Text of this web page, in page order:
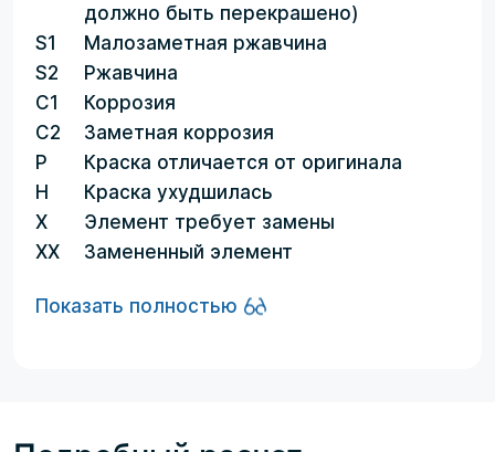
должно быть перекрашено)
S1
Малозаметная ржавчина
S2
Ржавчина
C1
Коррозия
C2
Заметная коррозия
P
Краска отличается от оригинала
H
Краска ухудшилась
X
Элемент требует замены
XX
Замененный элемент
Показать полностью